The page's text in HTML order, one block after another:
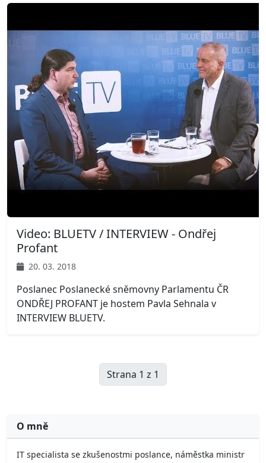
Video: BLUETV / INTERVIEW - Ondřej
Profant
20. 03. 2018
Poslanec Poslanecké sněmovny Parlamentu ČR
ONDŘEJ PROFANT je hostem Pavla Sehnala v
INTERVIEW BLUETV.
Strana 1 z 1
O mně
IT specialista se zkušenostmi poslance, náměstka ministr